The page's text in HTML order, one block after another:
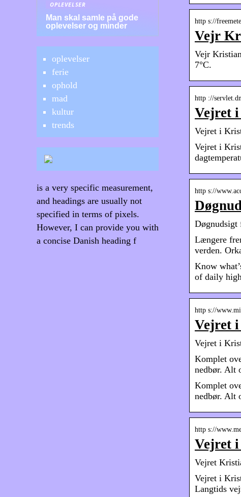
http s://
Vejr
Vejr
7°C.
http ://
Vejret
Vejret i
Vejret i
http s://
Døgnudsigt
Længere
verden.
Know
of daily
http s://
Vejret
Vejret i
Komplet
nedbør. Alt
Komplet
nedbør. Alt
http s://
Vejret i
Vejret
Vejret i
Langtids
OPLEVELSER
Man skal samle på gode
oplevelser og minder
oplevelser
ferie
ophold
mad
kultur
trends
is a very specific measurement,
and headings are usually not
specified in terms of pixels.
However, I can provide you with
a concise Danish heading f